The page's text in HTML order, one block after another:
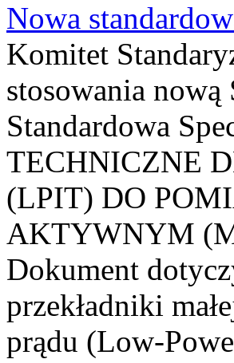
Nowa
Komitet
stosowania nową
Standardowa
TECHNICZNE
(LPIT) DO
AKTYWNYM
Dokument
przekładniki
prądu (Low-